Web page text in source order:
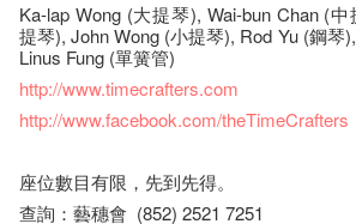
Ka-lap Wong (大提琴), Wai-bun Chan (
提琴), John Wong (小提琴), Rod Yu (鋼琴
Linus Fung (單簧管)
http://www.timecrafters.com
http://www.facebook.com/theTimeCrafters
座​位​數目​有​限​，先到先得。
查詢：藝穗會 (852) 2521 7251